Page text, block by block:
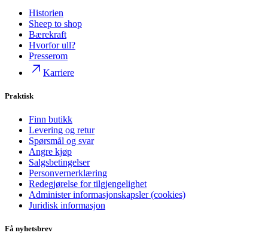
Historien
Sheep to shop
Bærekraft
Hvorfor ull?
Presserom
Karriere
Praktisk
Finn butikk
Levering og retur
Spørsmål og svar
Angre kjøp
Salgsbetingelser
Personvernerklæring
Redegjørelse for tilgjengelighet
Administer informasjonskapsler (cookies)
Juridisk informasjon
Få nyhetsbrev